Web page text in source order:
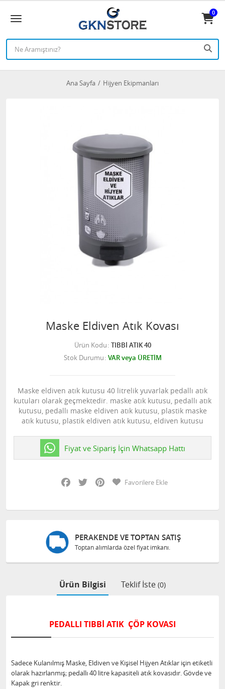
0
Ana Sayfa Hijyen Ekipmanları
Maske Eldiven Atık Kovası
Ürün Kodu TIBBİ ATIK 40
Stok Durumu VAR veya ÜRETİM
Maske eldiven atık kutusu 40 litrelik yuvarlak pedallı atık
kutuları olarak geçmektedir. maske atık kutusu, pedallı atık
kutusu, pedallı maske eldiven atık kutusu, plastik maske
atık kutusu, plastik eldiven atık kutusu, eldiven kutusu
Fiyat ve Sipariş İçin Whatsapp Hattı
Facebook
Twitter PinterestFavorilere Ekle
PERAKENDE VE TOPTAN SATIŞ
Toptan alımlarda özel fiyat imkanı.
Ürün Bilgisi Teklif İste (0)
PEDALLI TIBBİ ATIK ÇÖP KOVASI
Sadece Kulanılmış Maske, Eldiven ve Kişisel Hijyen Atıklar için etiketli
olarak hazırlanmış; pedallı 40 litre kapasiteli atık kovasıdır. Gövde ve
Kapak gri renktir.